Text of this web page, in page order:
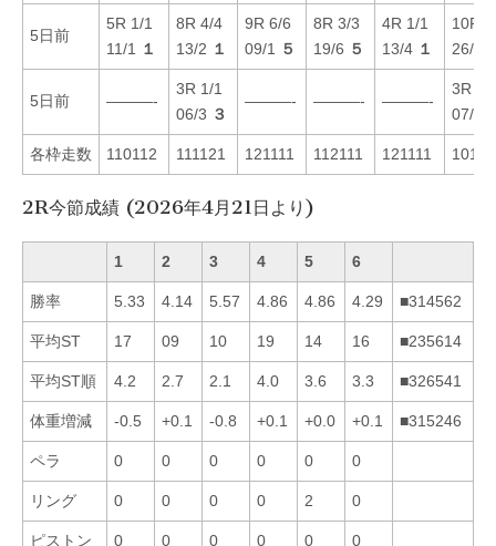
5日前
5R 1/1
11/1
１
8R 4/4
13/2 １
9R 6/6
09/1
５
8R 3/3
19/6 ５
4R 1/1
13/4 １
10R
26/3
5日前 ———-
3R 1/1
06/3 ３
———- ———- ———-
3R 3/
07/4
各枠走数 110112 111121 121111 112111 121111
2R今節成績 (2026年4月21日より)
1 2 3 4 5 6
勝率 5.33 4.14 5.57 4.86 4.86 4.29 ■314562
平均ST 17 09 10 19 14 16 ■235614
平均ST順 4.2 2.7 2.1 4.0 3.6 3.3 ■326541
体重増減 -0.5 +0.1 -0.8 +0.1 +0.0 +0.1 ■315246
ペラ 0 0 0 0 0 0
リング 0 0 0 0 2 0
ピストン 0 0 0 0 0 0